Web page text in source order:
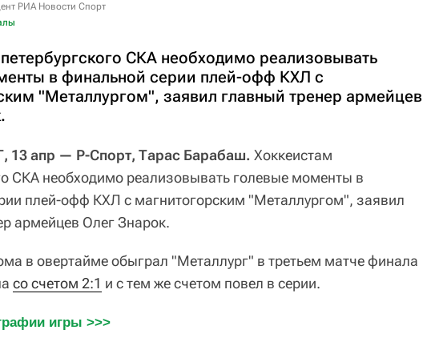
РИА Новости Спорт
СКА необходимо реализовывать
в финальной серии плей-офф КХЛ с
"Металлургом", заявил главный тренер армейцев
13 апр — Р-Спорт, Тарас Барабаш. Хоккеистам
СКА необходимо реализовывать голевые моменты в
плей-офф КХЛ с магнитогорским "Металлургом", заявил
армейцев Олег Знарок.
в овертайме обыграл "Металлург" в третьем матче финала
со счетом 2:1 и с тем же счетом повел в серии.
игры >>>